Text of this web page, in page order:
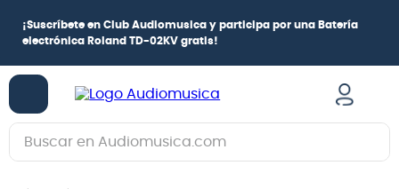
¡Suscríbete en Club Audiomusica y participa por una Batería
electrónica Roland TD-02KV gratis!
Buscar en Audiomusica.com